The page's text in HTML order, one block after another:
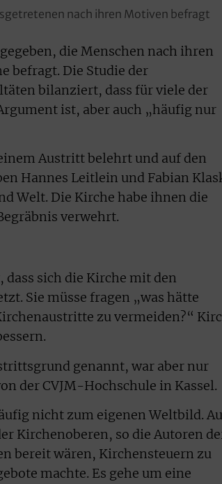
nach ihren Motiven befragt
die Menschen nach ihren
befragt. Die Studie der
bilanziert, dass für viele der
ist, aber auch „häufig nur
Austritt belehrt und auf den
Hannes Leitlein und Fabian
Welt. Die Kirche habe ihnen die
verwehrt.
sich die Kirche mit den
Sie müsse fragen „was hätte
zu vermeiden?“
genannt, war aber nur
der CVJM-Hochschule in Kassel.
nicht zum eigenen Weltbild.
Kirchenoberen, so die Autoren
bereit wären, Kirchensteuern zu
machte. Es gehe um eine